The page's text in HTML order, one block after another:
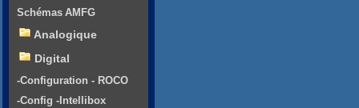
Schémas AMFG
Analogique
Digital
-Configuration - ROCO
-Config -Intellibox